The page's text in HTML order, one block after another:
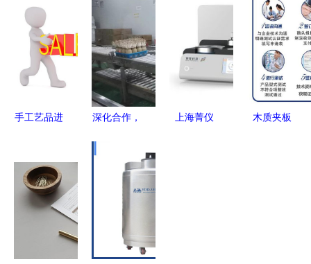
模板
（Word文
档可下载
版）
工厂机械加
工制造的全
过程
客户以服务
赖
疗如何在红
海市场中破
局而出
手工艺品进
些环节
深化合作，
市投促局带
队赴沪考
察，四个项
上海菁仪
木质夹板